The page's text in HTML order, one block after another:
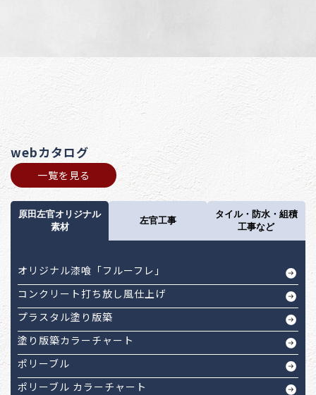
webカタログ
一覧を見る
原田左官オリジナル
素材
左官工事
タイル・防水・組積
工事など
オリジナル漆喰「フルーフレ」
コンクリート打ち放し風仕上げ
プラスタル塗り版築
塗り版築カラーチャート
ポリーブル
ポリーブル カラーチャート